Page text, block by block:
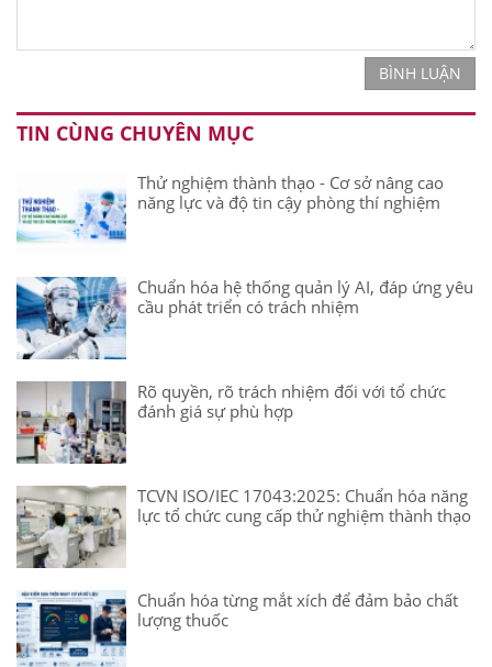
BÌNH LUẬN
TIN CÙNG CHUYÊN MỤC
Thử nghiệm thành thạo - Cơ sở nâng cao
năng lực và độ tin cậy phòng thí nghiệm
Chuẩn hóa hệ thống quản lý AI, đáp ứng yêu
cầu phát triển có trách nhiệm
Rõ quyền, rõ trách nhiệm đối với tổ chức
đánh giá sự phù hợp
TCVN ISO/IEC 17043:2025: Chuẩn hóa năng
lực tổ chức cung cấp thử nghiệm thành thạo
Chuẩn hóa từng mắt xích để đảm bảo chất
lượng thuốc